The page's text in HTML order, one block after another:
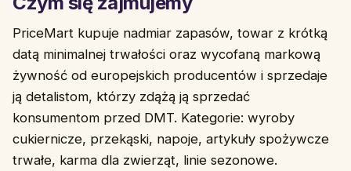
PriceMart kupuje nadmiar zapasów, towar z krótką
datą minimalnej trwałości oraz wycofaną markową
żywność od europejskich producentów i sprzedaje
ją detalistom, którzy zdążą ją sprzedać
konsumentom przed DMT. Kategorie: wyroby
cukiernicze, przekąski, napoje, artykuły spożywcze
trwałe, karma dla zwierząt, linie sezonowe.